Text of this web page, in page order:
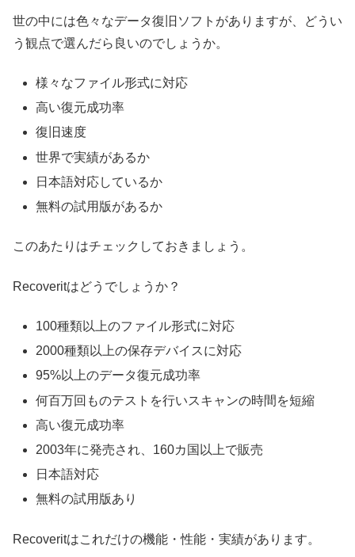
世の中には色々なデータ復旧ソフトがありますが、どうい
う観点で選んだら良いのでしょうか。
様々なファイル形式に対応
高い復元成功率
復旧速度
世界で実績があるか
日本語対応しているか
無料の試用版があるか
このあたりはチェックしておきましょう。
Recoveritはどうでしょうか？
100種類以上のファイル形式に対応
2000種類以上の保存デバイスに対応
95%以上のデータ復元成功率
何百万回ものテストを行いスキャンの時間を短縮
高い復元成功率
2003年に発売され、160カ国以上で販売
日本語対応
無料の試用版あり
Recoveritはこれだけの機能・性能・実績があります。